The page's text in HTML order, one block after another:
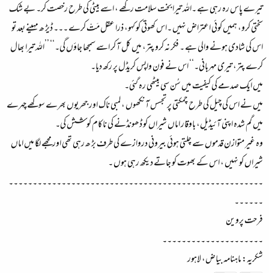
تیرے پاس رہ رہی ہے ۔اللہ تیرا بخت سلامت رکھے ، اسے بیٹی کی طرح رخصت کر۔ بے شک
سختی کرو، ہمیں کوئی اعتراض نہیں ۔اس کھوتی کو کہو، ذرا عقل مَتّ کرے ۔۔۔ ڈیڑ ھ مہینے بعد تو
اس کی شادی ہونے والی ہے ۔ فکر نہ کرو پتر، میں کل آ کر اسے سمجھا جاؤں گی۔‘‘ ’’اللہ تیرا بھال
کرے پتر، تیری مہربانی۔‘‘ اس نے فون واپس کریڈل پر رکھ دیا۔
میں ایک صدمے کی کیفیت میں سُن سی بیٹھی رہ گئی۔
میں نے اس کی چیل کی طرح چمکتی پر تجسس آنکھوں ، لمبی ناک اور جھریوں بھرے سوکھے چہرے
میں گم شدہ اپنی آئیڈیل، باوقار اماں شیراں کو ڈھونڈنے کی ناکام کوشش کی۔
وہ غیر متوازن قدموں سے چلتی ہوئی بیرونی دروازے کی طرف بڑ ھ رہی تھی اور مجھے لگا میں اماں
شیراں کو نہیں ، اس کے بھوت کو جاتے دیکھ رہی ہوں ۔
۔۔۔۔۔۔۔۔۔۔۔۔۔۔۔۔۔۔۔۔۔۔۔۔۔۔۔۔۔۔۔۔۔۔۔۔۔۔۔۔۔۔۔۔۔۔۔۔۔۔۔۔۔
۔۔۔۔۔۔
فرحت پروین
۔۔۔۔۔۔۔۔۔۔۔۔۔۔۔۔۔۔۔۔۔
شکریہ: ماہنامہ بیاض، لاہور